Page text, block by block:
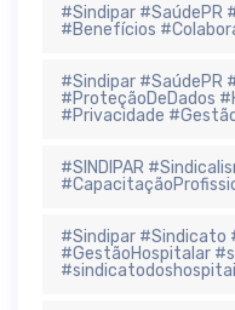
#Sindipar #SaúdePR
#Benefícios
#Sindipar #SaúdePR
#ProteçãoDeDados
#Privacidade
#SINDIPAR
#Sindipar #Sindicato
#GestãoHospitalar